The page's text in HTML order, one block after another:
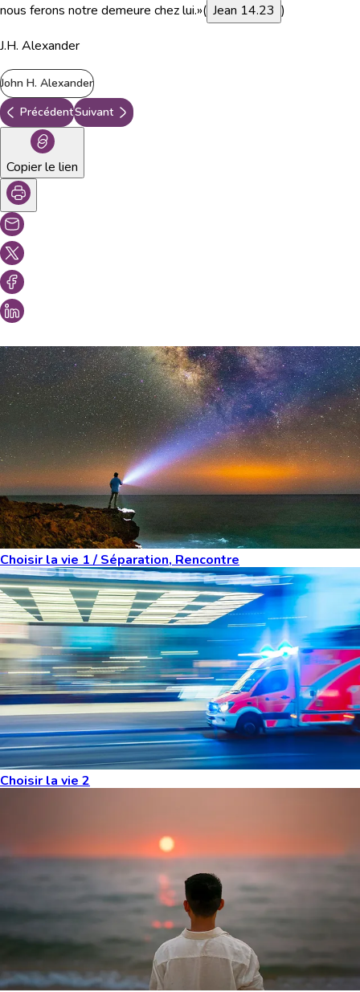
nous ferons notre demeure chez lui.»( Jean 14.23 )
J.H. Alexander
John H. Alexander
PrécédentSuivant
Copier le lien
Choisir la vie 1 / Séparation, Rencontre
Choisir la vie 2